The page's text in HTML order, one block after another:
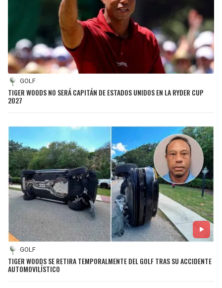
GOLF
TIGER WOODS NO SERÁ CAPITÁN DE ESTADOS UNIDOS EN LA RYDER CUP
2027
GOLF
TIGER WOODS SE RETIRA TEMPORALMENTE DEL GOLF TRAS SU ACCIDENTE
AUTOMOVILÍSTICO